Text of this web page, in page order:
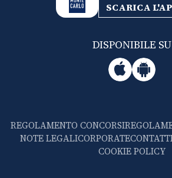
SCARICA
DISPONIBILE SU
REGOLAMENTO CONCORSI
NOTE LEGALICORPORATE
COOKIE POLICY